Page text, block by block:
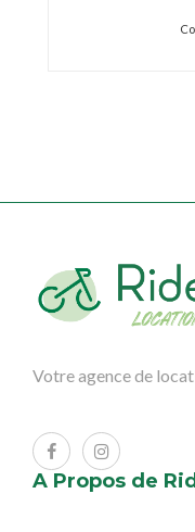
Votre agence de
A Propos de